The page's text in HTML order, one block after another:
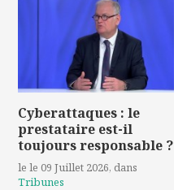
Cyberattaques : le
prestataire est-il
toujours responsable ?
le le 09 Juillet 2026, dans
Tribunes